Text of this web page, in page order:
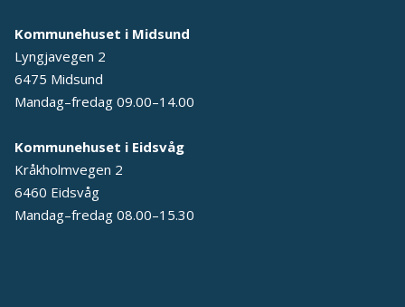
Kommunehuset i Midsund
Lyngjavegen 2
6475 Midsund
Mandag–fredag 09.00–14.00
Kommunehuset i Eidsvåg
Kråkholmvegen 2
6460 Eidsvåg
Mandag–fredag 08.00–15.30